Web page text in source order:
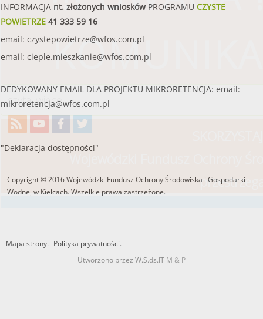
czytaj więcej
Wojewódzki Fundusz Ochrony
INFORMACJA nt. złożonych wnioskówPROGRAMU CZYSTE
POWIETRZE41 333 59 16
email: czystepowietrze@wfos.com.pl
email: cieple.mieszkanie@wfos.com.pl
DEDYKOWANY EMAIL DLA PROJEKTU MIKRORETENCJA: email:
mikroretencja@wfos.com.pl
"Deklaracja dostępności"
Copyright © 2016 Wojewódzki Fundusz Ochrony Środowiska i Gospodarki
Wodnej w Kielcach. Wszelkie prawa zastrzeżone.
Mapa strony. Polityka prywatności.
Utworzono przez W.S.ds.IT M & P